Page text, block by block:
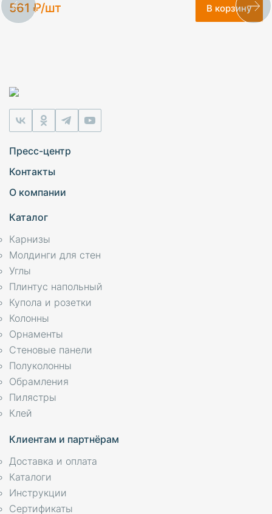
561 ₽/шт В корзину
Пресс-центр
Контакты
О компании
Каталог
Карнизы
Молдинги для стен
Углы
Плинтус напольный
Купола и розетки
Колонны
Орнаменты
Стеновые панели
Полуколонны
Обрамления
Пилястры
Клей
Клиентам и партнёрам
Доставка и оплата
Каталоги
Инструкции
Сертификаты